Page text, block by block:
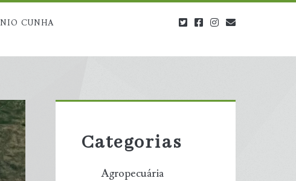
CUNHA twitterfacebookinstagram
Sidebar
Categorias
Agropecuária